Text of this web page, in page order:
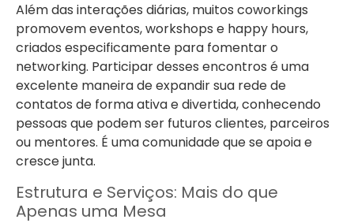
Além das interações diárias, muitos coworkings
promovem eventos, workshops e happy hours,
criados especificamente para fomentar o
networking. Participar desses encontros é uma
excelente maneira de expandir sua rede de
contatos de forma ativa e divertida, conhecendo
pessoas que podem ser futuros clientes, parceiros
ou mentores. É uma comunidade que se apoia e
cresce junta.
Estrutura e Serviços: Mais do que
Apenas uma Mesa